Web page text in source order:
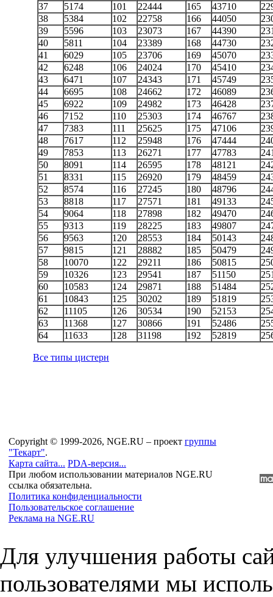
37
5174 101 22444 165 43710
38
5384 102 22758 166 44050
39
5596 103 23073 167 44390
40
5811 104 23389 168 44730
41
6029 105 23706 169 45070
42
6248 106 24024 170 45410
43
6471 107 24343 171 45749
44
6695 108 24662 172 46089
45
6922 109 24982 173 46428
46
7152 110 25303 174 46767
47
7383 111 25625 175 47106
48
7617 112 25948 176 47444
49
7853 113 26271 177 47783
50
8091 114 26595 178 48121
51
8331 115 26920 179 48459
52
8574 116 27245 180 48796
53
8818 117 27571 181 49133
54
9064 118 27898 182 49470
55
9313 119 28225 183 49807
56
9563 120 28553 184 50143
57
9815 121 28882 185 50479
58
10070 122 29211 186 50815
59
10326 123 29541 187 51150
60
10583 124 29871 188 51484
61
10843 125 30202 189 51819
62
11105 126 30534 190 52153
63
11368 127 30866 191 52486
64
11633 128 31198 192 52819
Все типы цистерн
Copyright © 1999-2026, NGE.RU – проект группы
"Текарт".
Карта сайта... PDA-версия...
При любом использовании материалов NGE.RU
ссылка обязательна.
Политика конфиденциальности
Пользовательское соглашение
Реклама на NGE.RU
Для улучшения работы
пользователями мы